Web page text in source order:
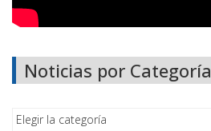
Noticias por Categoría